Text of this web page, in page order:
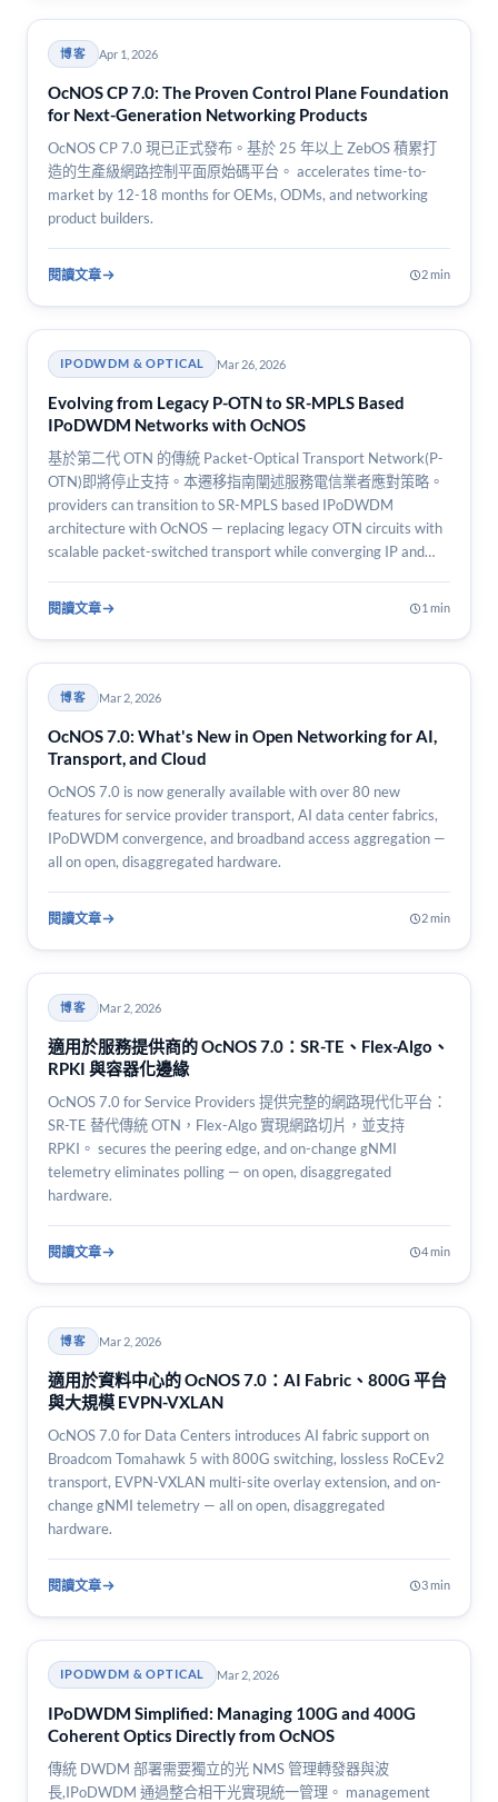
博客 Apr 1, 2026
OcNOS CP 7.0: The Proven Control Plane Foundation
for Next-Generation Networking Products
OcNOS CP 7.0 現已正式發布。基於 25 年以上 ZebOS 積累打
造的生產級網路控制平面原始碼平台。 accelerates time-to-
market by 12-18 months for OEMs, ODMs, and networking
product builders.
閱讀文章 2 min
IPODWDM & OPTICAL Mar 26, 2026
Evolving from Legacy P-OTN to SR-MPLS Based
IPoDWDM Networks with OcNOS
基於第二代 OTN 的傳統 Packet-Optical Transport Network(P-
OTN)即將停止支持。本遷移指南闡述服務電信業者應對策略。
providers can transition to SR-MPLS based IPoDWDM
architecture with OcNOS — replacing legacy OTN circuits with
scalable packet-switched transport while converging IP and
閱讀文章 1 min
博客 Mar 2, 2026
OcNOS 7.0: What's New in Open Networking for AI,
Transport, and Cloud
OcNOS 7.0 is now generally available with over 80 new
features for service provider transport, AI data center fabrics,
IPoDWDM convergence, and broadband access aggregation —
all on open, disaggregated hardware.
閱讀文章 2 min
博客 Mar 2, 2026
適用於服務提供商的 OcNOS 7.0：SR-TE、Flex-Algo、
RPKI 與容器化邊緣
OcNOS 7.0 for Service Providers 提供完整的網路現代化平台：
SR-TE 替代傳統 OTN，Flex-Algo 實現網路切片，並支持
RPKI。 secures the peering edge, and on-change gNMI
telemetry eliminates polling — on open, disaggregated
hardware.
閱讀文章 4 min
博客 Mar 2, 2026
適用於資料中心的 OcNOS 7.0：AI Fabric、800G 平台
與大規模 EVPN-VXLAN
OcNOS 7.0 for Data Centers introduces AI fabric support on
Broadcom Tomahawk 5 with 800G switching, lossless RoCEv2
transport, EVPN-VXLAN multi-site overlay extension, and on-
change gNMI telemetry — all on open, disaggregated
hardware.
閱讀文章 3 min
IPODWDM & OPTICAL Mar 2, 2026
IPoDWDM Simplified: Managing 100G and 400G
Coherent Optics Directly from OcNOS
傳統 DWDM 部署需要獨立的光 NMS 管理轉發器與波
長,IPoDWDM 通過整合相干光實現統一管理。 management